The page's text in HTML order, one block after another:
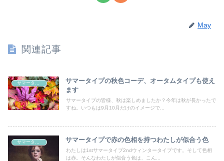
May
関連記事
サマータイプの秋色コーデ、オータムタイプも使え
ます
サマータイプの皆様、秋は楽しめましたか？今年は秋が長かったで
すね。いつもは9月10月だけのイメージで...
サマータイプで赤の色相を持つわたしが似合う色
わたしは1stサマータイプ2ndウィンタータイプです。そして色相
は赤。そんなわたしが似合う色は、こん...